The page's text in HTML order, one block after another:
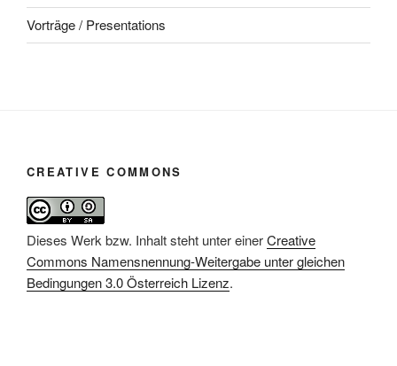
Vorträge / Presentations
CREATIVE COMMONS
Dieses Werk bzw. Inhalt steht unter einerCreative
Commons Namensnennung-Weitergabe unter gleichen
Bedingungen 3.0 Österreich Lizenz.